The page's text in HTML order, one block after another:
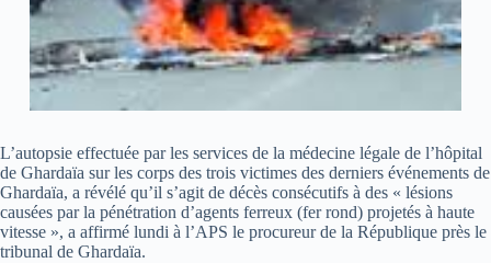
L’autopsie effectuée par les services de la médecine légale de l’hôpital
de Ghardaïa sur les corps des trois victimes des derniers événements de
Ghardaïa, a révélé qu’il s’agit de décès consécutifs à des « lésions
causées par la pénétration d’agents ferreux (fer rond) projetés à haute
vitesse », a affirmé lundi à l’APS le procureur de la République près le
tribunal de Ghardaïa.